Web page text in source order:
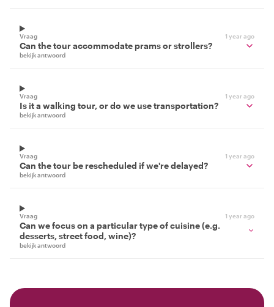
Vraag 1 year ago
Can the tour accommodate prams or strollers?
bekijk antwoord
Vraag 1 year ago
Is it a walking tour, or do we use transportation?
bekijk antwoord
Vraag 1 year ago
Can the tour be rescheduled if we're delayed?
bekijk antwoord
Vraag 1 year ago
Can we focus on a particular type of cuisine (e.g.
desserts, street food, wine)?
bekijk antwoord